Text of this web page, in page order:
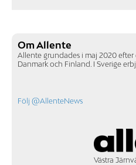
Om Allente
Allente grundades i maj 2020
Danmark och Finland. I Sverige
Följ @AllenteNews
Västra